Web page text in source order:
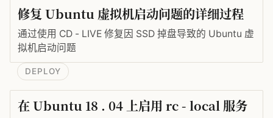
修复 Ubuntu 虚拟机启动问题的详细过程
通过使用 CD - LIVE 修复因 SSD 掉盘导致的 Ubuntu 虚
拟机启动问题
DEPLOY
在 Ubuntu 18 . 04 上启用 rc - local 服务